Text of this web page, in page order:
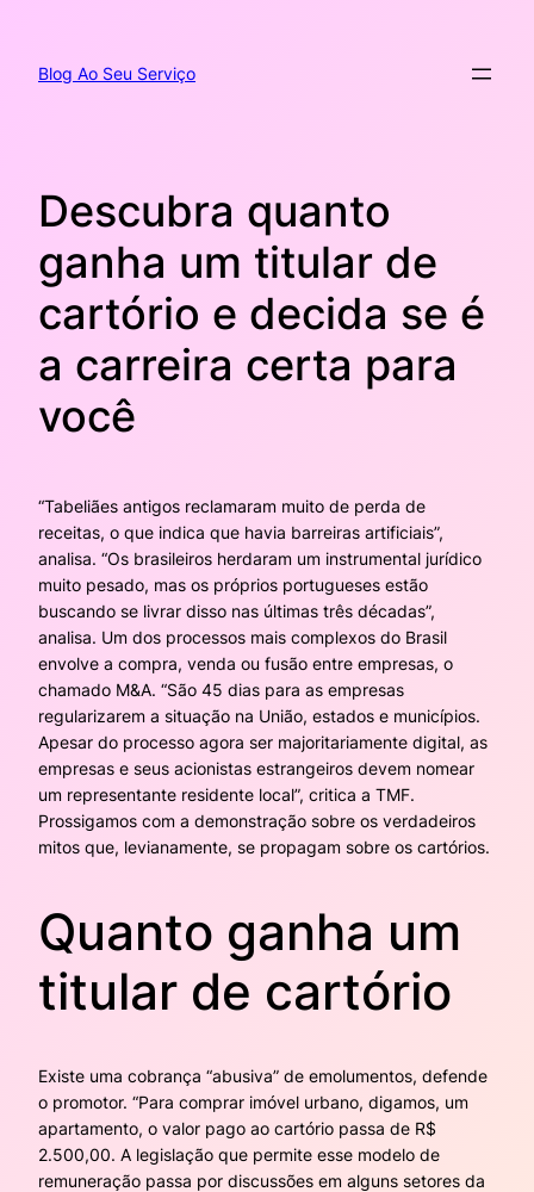
Blog Ao Seu Serviço
Descubra quanto
ganha um titular de
cartório e decida se é
a carreira certa para
você
“Tabeliães antigos reclamaram muito de perda de
receitas, o que indica que havia barreiras artificiais”,
analisa. “Os brasileiros herdaram um instrumental jurídico
muito pesado, mas os próprios portugueses estão
buscando se livrar disso nas últimas três décadas”,
analisa. Um dos processos mais complexos do Brasil
envolve a compra, venda ou fusão entre empresas, o
chamado M&A. “São 45 dias para as empresas
regularizarem a situação na União, estados e municípios.
Apesar do processo agora ser majoritariamente digital, as
empresas e seus acionistas estrangeiros devem nomear
um representante residente local”, critica a TMF.
Prossigamos com a demonstração sobre os verdadeiros
mitos que, levianamente, se propagam sobre os cartórios.
Quanto ganha um
titular de cartório
Existe uma cobrança “abusiva” de emolumentos, defende
o promotor. “Para comprar imóvel urbano, digamos, um
apartamento, o valor pago ao cartório passa de R$
2.500,00. A legislação que permite esse modelo de
remuneração passa por discussões em alguns setores da